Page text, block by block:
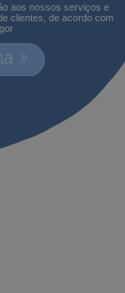
aos nossos serviços e
clientes, de acordo com
»